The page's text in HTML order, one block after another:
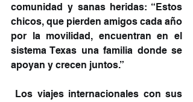
comunidad y sanas heridas: “Estos
chicos, que pierden amigos cada año
por la movilidad, encuentran en el
sistema Texas una familia donde se
apoyan y crecen juntos.”